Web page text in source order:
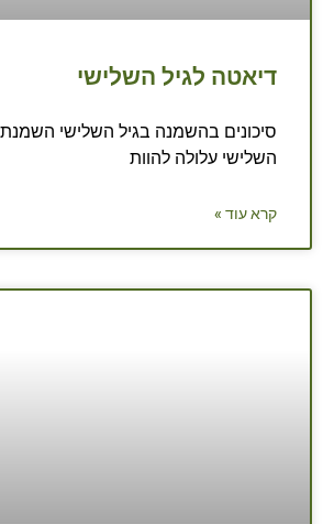
דיאטה לגיל השלישי
סיכונים בהשמנה בגיל השלישי השמנת
השלישי עלולה להוות
קרא עוד »